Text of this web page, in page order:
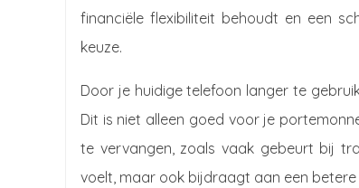
financiële flexibiliteit behoudt en een
keuze.
Door je huidige telefoon langer te
Dit is niet alleen goed voor je
te vervangen, zoals vaak gebeurt bij
voelt, maar ook bijdraagt aan een betere